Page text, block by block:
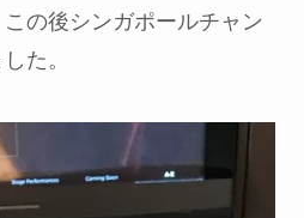
の後シンガポールチャン
た。